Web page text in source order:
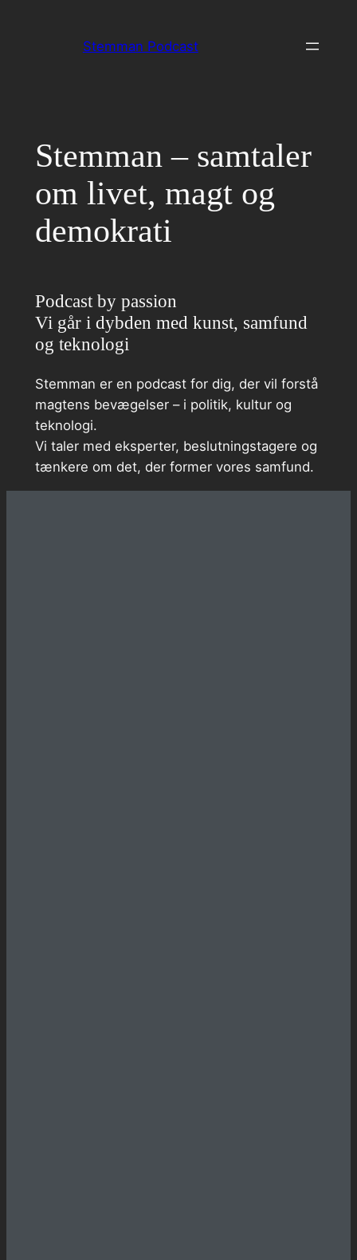
Stemman Podcast
Stemman – samtaler
om livet, magt og
demokrati
Podcast by passion
Vi går i dybden med kunst, samfund
og teknologi
Stemman er en podcast for dig, der vil forstå
magtens bevægelser – i politik, kultur og
teknologi.
Vi taler med eksperter, beslutningstagere og
tænkere om det, der former vores samfund.